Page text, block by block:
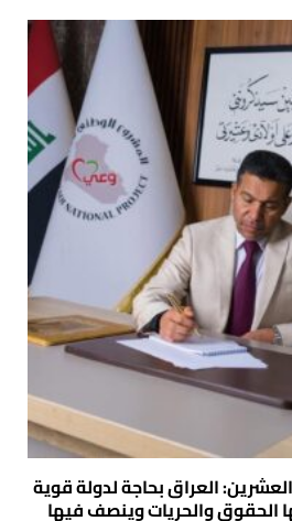
العراق بحاجة لدولة قوية
الحقوق والحريات وينصف فيها